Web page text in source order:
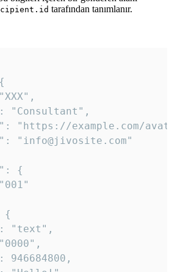
tarafından tanımlanır.